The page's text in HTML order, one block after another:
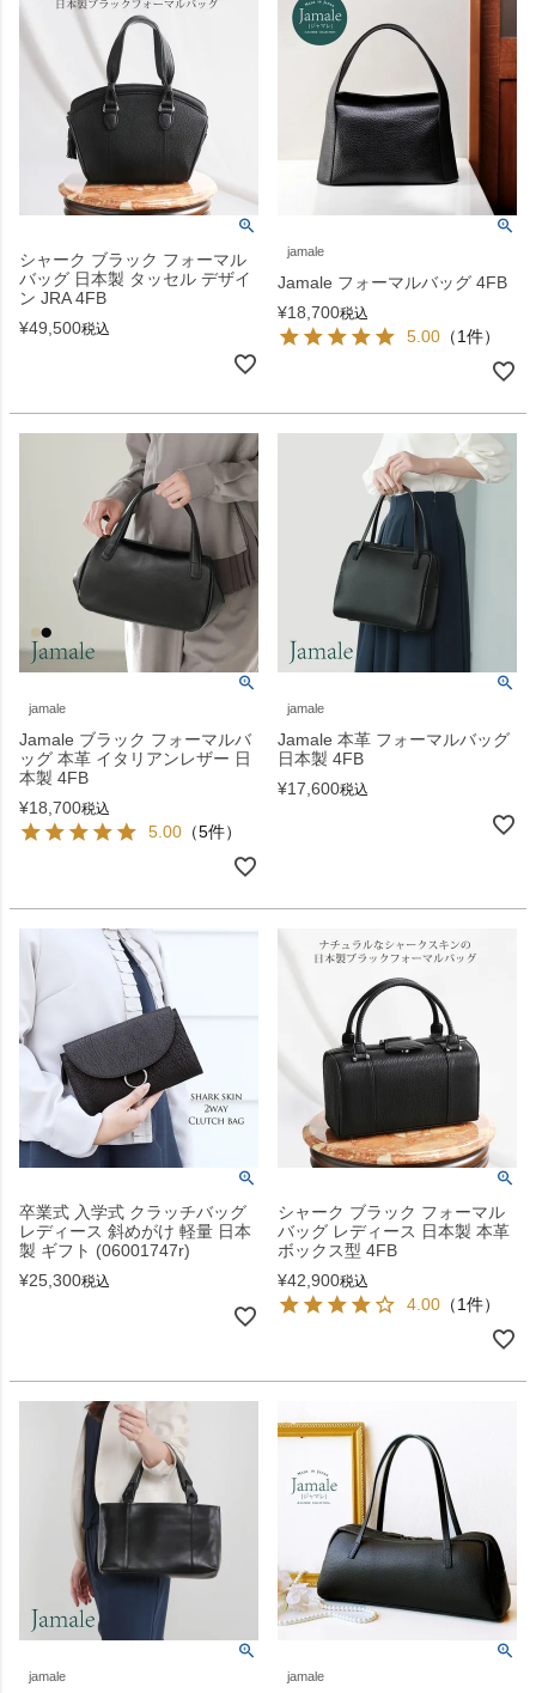
シャーク ブラック フォーマル
バッグ 日本製 タッセル デザイ
ン JRA 4FB
¥49,500税込
jamale
Jamale フォーマルバッグ 4FB
¥18,700税込
5.00 （1件）
jamale
Jamale ブラック フォーマルバ
ッグ 本革 イタリアンレザー 日
本製 4FB
¥18,700税込
5.00 （5件）
jamale
Jamale 本革 フォーマルバッグ
日本製 4FB
¥17,600税込
卒業式 入学式 クラッチバッグ
レディース 斜めがけ 軽量 日本
製 ギフト (06001747r)
¥25,300税込
シャーク ブラック フォーマル
バッグ レディース 日本製 本革
ボックス型 4FB
¥42,900税込
4.00 （1件）
jamale jamale